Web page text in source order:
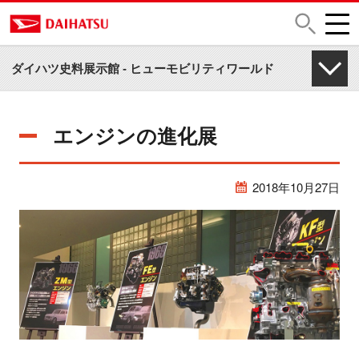
ダイハツ史料展示館 - ヒューモビリティワールド
企画展・イベント
エンジンの進化展
2018年10月27日